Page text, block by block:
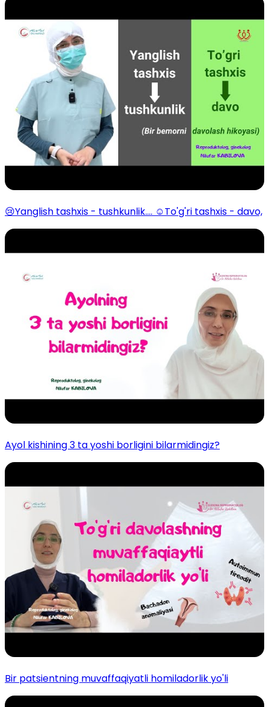
😢Yanglish tashxis - tushkunlik.... ☺️To'g'ri tashxis - davo,
Ayol kishining 3 ta yoshi borligini bilarmidingiz?
Bir patsientning muvaffaqiyatli homiladorlik yo'li